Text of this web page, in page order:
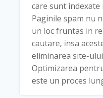
care sunt
Paginile spam nu
un loc fruntas in
cautare, insa
eliminarea site-
Optimizarea
este un proces